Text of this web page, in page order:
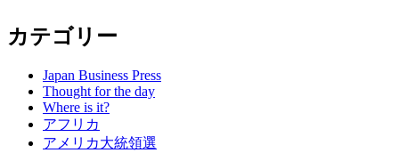
カテゴリー
Japan Business Press
Thought for the day
Where is it?
アフリカ
アメリカ大統領選